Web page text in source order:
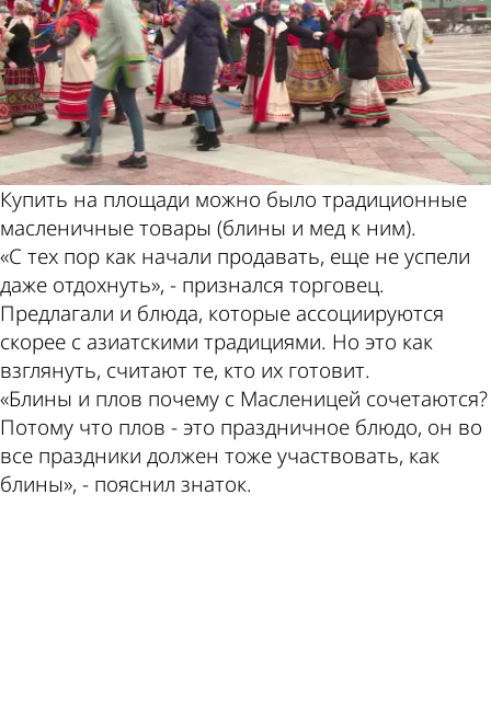
Купить на площади можно было традиционные
масленичные товары (блины и мед к ним).
«С тех пор как начали продавать, еще не успели
даже отдохнуть», - признался торговец.
Предлагали и блюда, которые ассоциируются
скорее с азиатскими традициями. Но это как
взглянуть, считают те, кто их готовит.
«Блины и плов почему с Масленицей сочетаются?
Потому что плов - это праздничное блюдо, он во
все праздники должен тоже участвовать, как
блины», - пояснил знаток.